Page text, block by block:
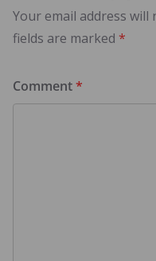
Your email address will
fields are marked *
Comment*